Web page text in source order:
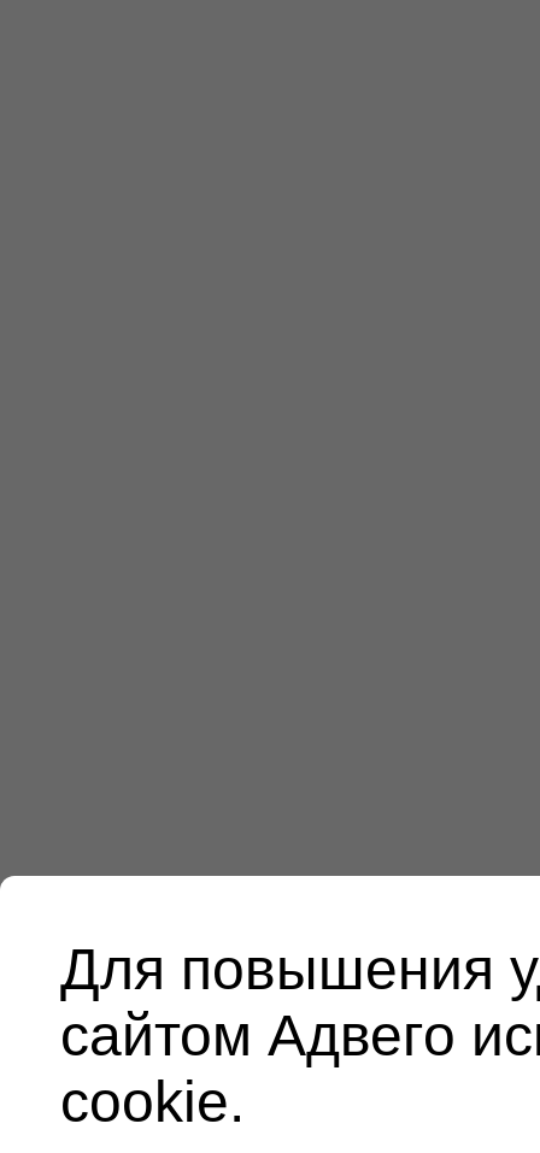
Для повышения
сайтом Адвего
cookie.